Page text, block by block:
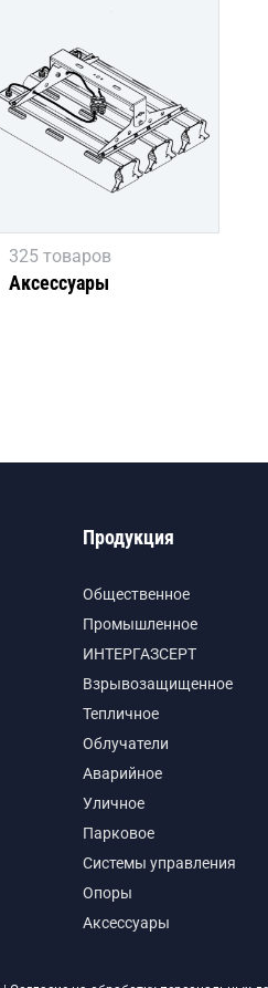
325 товаров
Аксессуары
Продукция
Общественное
Промышленное
ИНТЕРГАЗСЕРТ
Взрывозащищенное
Тепличное
Облучатели
Аварийное
Уличное
Парковое
Системы управления
Опоры
Аксессуары